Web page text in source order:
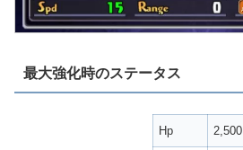
最大強化時のステータス
Hp 2,500